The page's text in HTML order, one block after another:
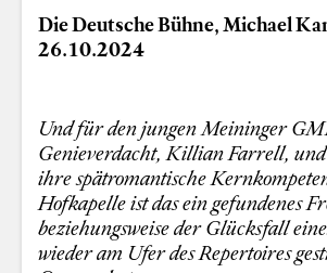
Die Deutsche Bühne, Michael
26.10.2024
Und für den jungen Meininger
Genieverdacht, Killian Farrell,
ihre spätromantische
Hofkapelle ist das ein gefundenes
beziehungsweise der Glücksfall
wieder am Ufer des Repertoires